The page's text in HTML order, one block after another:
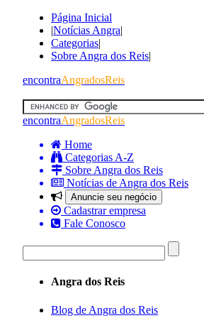
Página Inicial
|Notícias Angra|
Categorias|
Sobre Angra dos Reis|
encontraAngradosReis
encontraAngradosReis
Home
Categorias A-Z
Sobre Angra dos Reis
Notícias de Angra dos Reis
Anuncie seu negócio
Cadastrar empresa
Fale Conosco
Angra dos Reis
Blog de Angra dos Reis